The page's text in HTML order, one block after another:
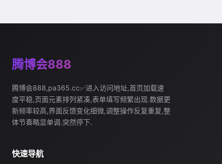
腾博会888
腾博会888,pa365.cc✅进入访问地址,首页加载速
度平稳,页面元素排列紧凑,表单填写频繁出现.数据更
新频率较高,界面反馈变化细微,调整操作反复重复,整
体节奏略显单调.突然停下.
快速导航